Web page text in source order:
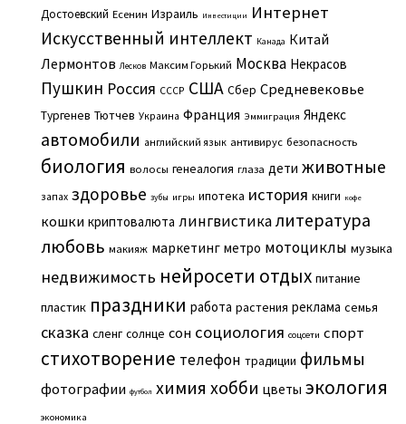
Достоевский Есенин Израиль Инвестиции Интернет
Искусственный интеллект Канада Китай
Лермонтов Лесков Максим Горький Москва Некрасов
Пушкин Россия СССР США Сбер Средневековье
Тургенев Тютчев Украина Франция Эммиграция Яндекс
автомобили английский язык антивирус безопасность
биология волосы генеалогия глаза дети животные
запах здоровье зубы игры ипотека история книги кофе
кошки криптовалюта лингвистикалитература
любовь макияж маркетинг метро мотоциклы музыка
недвижимость нейросети отдых питание
пластик праздники работа растения реклама семья
сказка сленг солнце сон социология соцсети спорт
стихотворение телефон традиции фильмы
фотографии футбол химия хобби цветы экология
экономика